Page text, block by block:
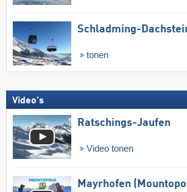
Schladming-
tonen
Video's
Ratschings-Jaufen
Video tonen
Mayrhofen